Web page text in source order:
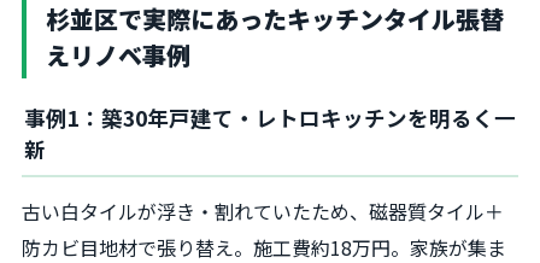
杉並区で実際にあったキッチンタイル張替
えリノベ事例
事例1：築30年戸建て・レトロキッチンを明るく一
新
古い白タイルが浮き・割れていたため、磁器質タイル＋
防カビ目地材で張り替え。施工費約18万円。家族が集ま